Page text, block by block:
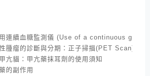
連續血糖監測儀 (Use of a continuous
腫瘤的診斷與分期：正子掃描(PET Scan)與
亢貓：甲亢藥抹耳劑的使用須知
的副作用